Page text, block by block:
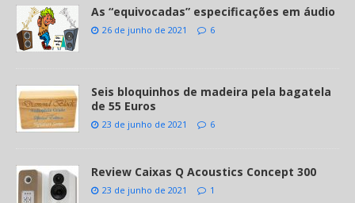
As “equivocadas” especificações em áudio
26 de junho de 2021 6
Seis bloquinhos de madeira pela bagatela
de 55 Euros
23 de junho de 2021 6
Review Caixas Q Acoustics Concept 300
23 de junho de 2021 1